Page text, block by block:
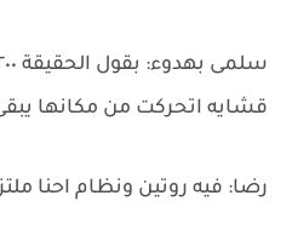
قشايه اتحركت من مكانها
رضا: فيه روتين ونظام احنا